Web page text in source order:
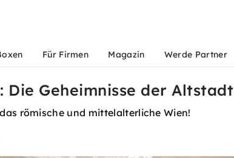
Für Firmen Magazin Werde Partner
Die Geheimnisse der Altstadt
römische und mittelalterliche Wien!